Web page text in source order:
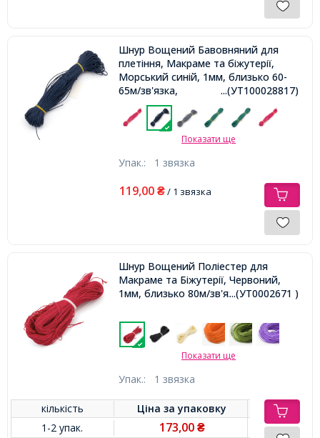
Шнур Вощений Бавовняний для
плетіння, Макраме та біжутерії,
Морський синій, 1мм, близько 60-
65м/зв'язка,
...(УТ100028817)
Показати ще
Упак.: 1 звязка
119,00 ₴/ 1 звязка
Шнур Вощений Поліестер для
Макраме та Біжутерії, Червоний,
1мм, близько 80м/зв'язка,
...(УТ0002671 )
Показати ще
Упак.: 1 звязка
кількість Ціна заупаковку
1-2 упак.
173,00 ₴